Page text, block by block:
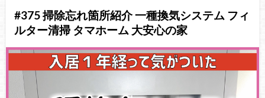
#375 掃除忘れ箇所紹介 一種換気システム フィ
ルター清掃 タマホーム 大安心の家